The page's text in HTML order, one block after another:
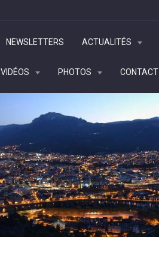
NEWSLETTERS ACTUALITÉS
VIDÉOS PHOTOS CONTACT